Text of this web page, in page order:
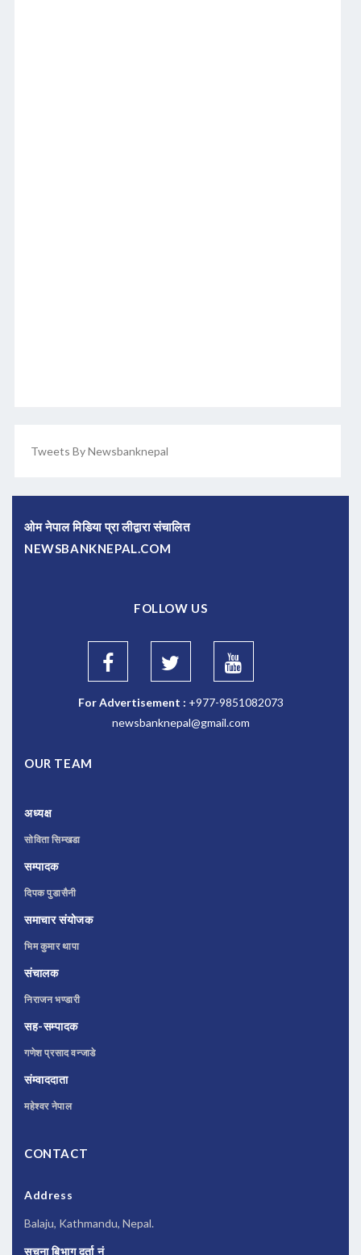
Tweets By Newsbanknepal
ओम नेपाल मिडिया प्रा लीद्वारा संचालित
NEWSBANKNEPAL.COM
FOLLOW US
For Advertisement : +977-9851082073
newsbanknepal@gmail.com
OUR TEAM
अध्यक्ष
सोविता सिम्खडा
सम्पादक
दिपक पुडासैनी
समाचार संयोजक
भिम कुमार थापा
संचालक
निराजन भण्डारी
सह-सम्पादक
गणेश प्रसाद वन्जाडे
संम्वाददाता
महेश्वर नेपाल
CONTACT
Address
Balaju, Kathmandu, Nepal.
सूचना बिभाग दर्ता नं